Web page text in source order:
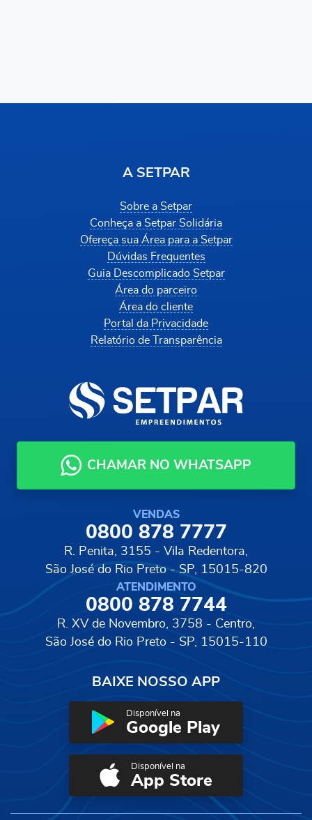
A SETPAR
Sobre a Setpar
Conheça a Setpar Solidária
Ofereça sua Área para a Setpar
Dúvidas Frequentes
Guia Descomplicado Setpar
Área do parceiro
Área do cliente
Portal da Privacidade
Relatório de Transparência
CHAMAR NO WHATSAPP
VENDAS
0800 878 7777
R. Penita, 3155 - Vila Redentora,
São José do Rio Preto - SP, 15015-820
ATENDIMENTO
0800 878 7744
R. XV de Novembro, 3758 - Centro,
São José do Rio Preto - SP, 15015-110
BAIXE NOSSO APP
Disponível na
Google Play
Disponível na
App Store